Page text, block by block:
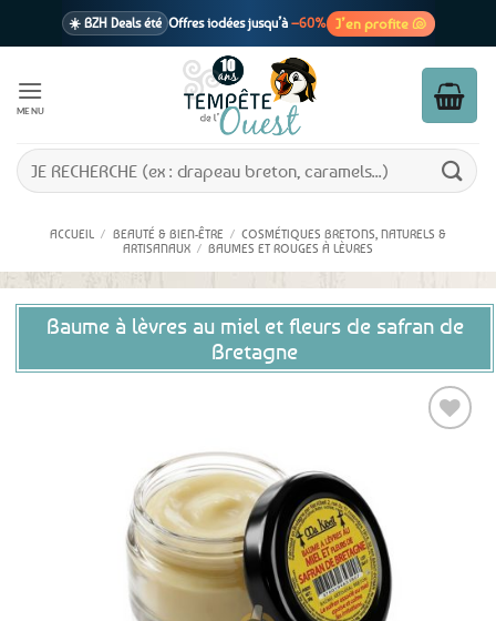
☀️ BZH Deals été Offres iodées jusqu’à –60% J’en profite 🐚
1 cadeau offertdès 39€ d’achats
En point relais dès 3,95€ seulement
MENU
Recherche
pour :
ACCUEIL / BEAUTÉ & BIEN-ÊTRE / COSMÉTIQUES BRETONS, NATURELS &
ARTISANAUX / BAUMES ET ROUGES À LÈVRES
Baume à lèvres au miel et fleurs de safran de
Bretagne